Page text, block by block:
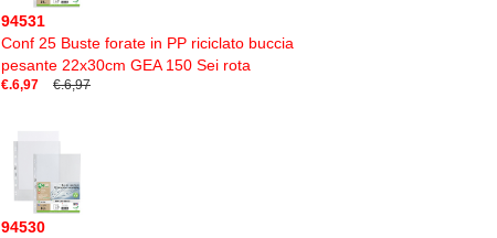
94531
Conf 25 Buste forate in PP riciclato buccia
pesante 22x30cm GEA 150 Sei rota
€.6,97 €.6,97
94530